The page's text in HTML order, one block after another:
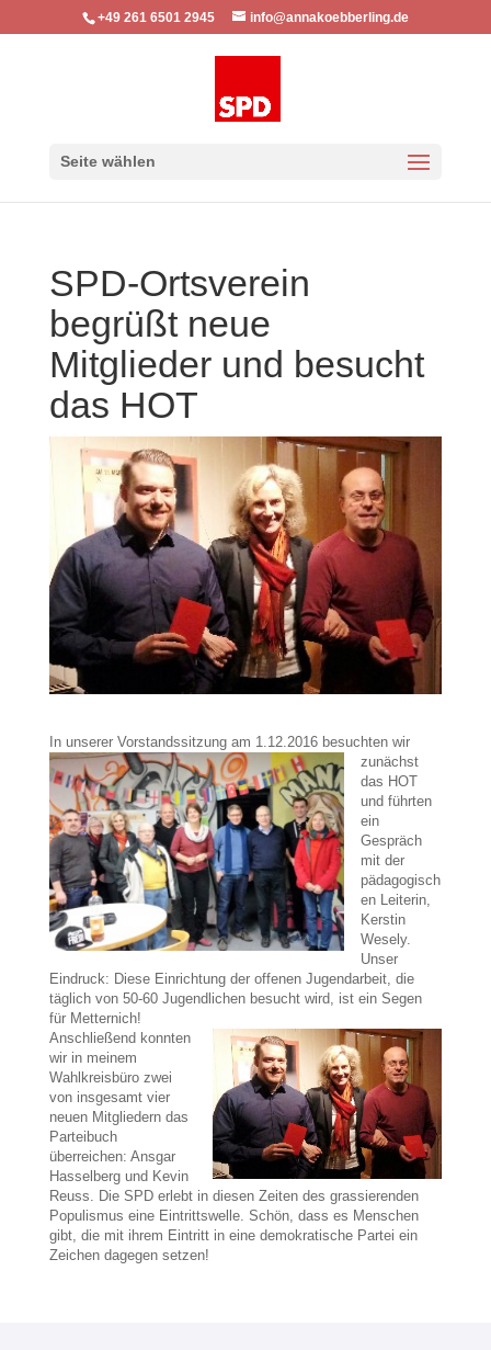
+49 261 6501 2945 info@annakoebberling.de
Seite wählen
SPD-Ortsverein
begrüßt neue
Mitglieder und besucht
das HOT
In unserer Vorstandssitzung am 1.12.2016 besuchtenwir
zunächst
das HOT
und führten
ein
Gespräch
mit der
pädagogisch
en Leiterin,
Kerstin
Wesely.
Unser
Eindruck: Diese Einrichtung der offenen Jugendarbeit, die
täglich von 50-60 Jugendlichen besucht wird, ist ein Segen
für Metternich!
Anschließend konnten
wir in meinem
Wahlkreisbüro zwei
von insgesamt vier
neuen Mitgliedern das
Parteibuch
überreichen: Ansgar
Hasselberg und Kevin
Reuss. Die SPD erlebt in diesen Zeiten des grassierenden
Populismus eine Eintrittswelle. Schön, dass es Menschen
gibt, die mit ihrem Eintritt in eine demokratische Partei ein
Zeichen dagegen setzen!